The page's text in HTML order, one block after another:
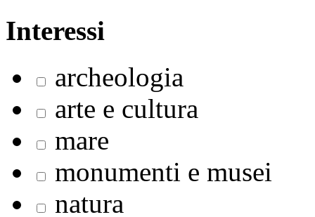
Interessi
archeologia
arte e cultura
mare
monumenti e musei
natura